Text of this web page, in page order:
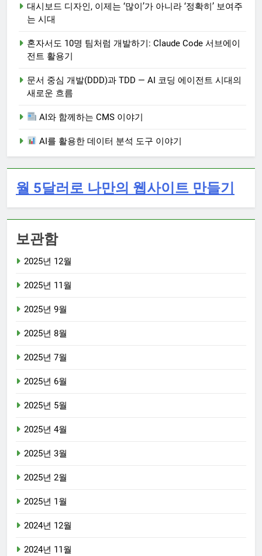
대시보드 디자인, 이제는 ‘많이’가 아니라 ‘정확히’ 보여주
는 시대
혼자서도 10명 팀처럼 개발하기: Claude Code 서브에이
전트 활용기
문서 중심 개발(DDD)과 TDD — AI 코딩 에이전트 시대의
새로운 흐름
AI와 함께하는 CMS 이야기
AI를 활용한 데이터 분석 도구 이야기
월 5달러로 나만의 웹사이트 만들기
보관함
2025년 12월
2025년 11월
2025년 9월
2025년 8월
2025년 7월
2025년 6월
2025년 5월
2025년 4월
2025년 3월
2025년 2월
2025년 1월
2024년 12월
2024년 11월